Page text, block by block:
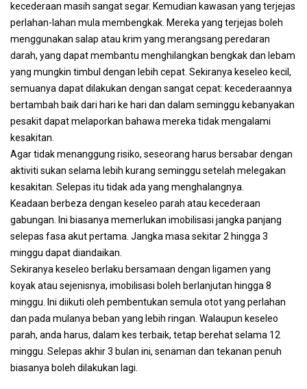
kecederaan masih sangat segar. Kemudian kawasan yang terjejas
perlahan-lahan mula membengkak. Mereka yang terjejas boleh
menggunakan salap atau krim yang merangsang peredaran
darah, yang dapat membantu menghilangkan bengkak dan lebam
yang mungkin timbul dengan lebih cepat. Sekiranya keseleo kecil,
semuanya dapat dilakukan dengan sangat cepat: kecederaannya
bertambah baik dari hari ke hari dan dalam seminggu kebanyakan
pesakit dapat melaporkan bahawa mereka tidak mengalami
kesakitan.
Agar tidak menanggung risiko, seseorang harus bersabar dengan
aktiviti sukan selama lebih kurang seminggu setelah melegakan
kesakitan. Selepas itu tidak ada yang menghalangnya.
Keadaan berbeza dengan keseleo parah atau kecederaan
gabungan. Ini biasanya memerlukan imobilisasi jangka panjang
selepas fasa akut pertama. Jangka masa sekitar 2 hingga 3
minggu dapat diandaikan.
Sekiranya keseleo berlaku bersamaan dengan ligamen yang
koyak atau sejenisnya, imobilisasi boleh berlanjutan hingga 8
minggu. Ini diikuti oleh pembentukan semula otot yang perlahan
dan pada mulanya beban yang lebih ringan. Walaupun keseleo
parah, anda harus, dalam kes terbaik, tetap berehat selama 12
minggu. Selepas akhir 3 bulan ini, senaman dan tekanan penuh
biasanya boleh dilakukan lagi.